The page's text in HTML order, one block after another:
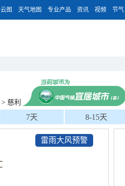
云图 天气地图 专业产品 资讯 视频 节气
> 慈利
7天 8-15天
雷雨大风预警